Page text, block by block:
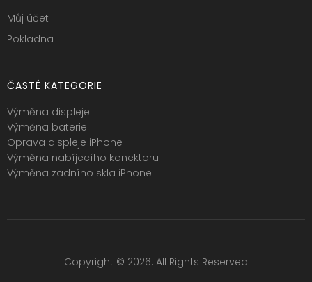
Můj účet
Pokladna
ČASTÉ KATEGORIE
Výměna displeje
Výměna baterie
Oprava displeje iPhone
Výměna nabíjecího konektoru
Výměna zadního skla iPhone
Copyright © 2026. All Rights Reserved